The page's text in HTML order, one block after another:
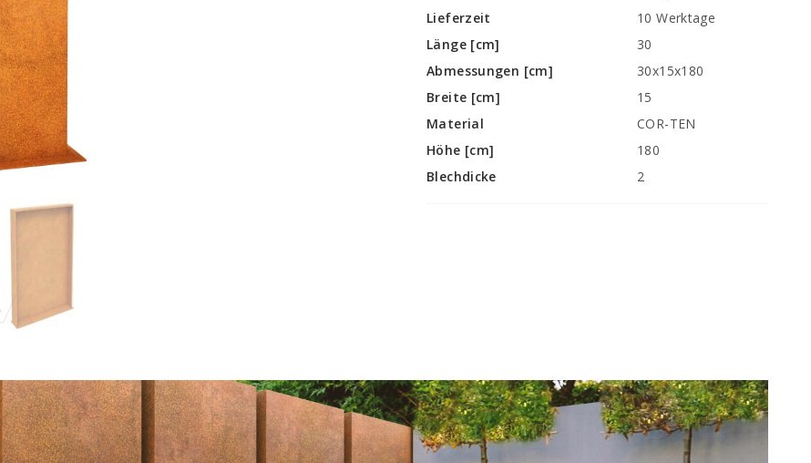
Lieferzeit
10 Werktage
Länge [cm]
30
Abmessungen [cm]
30x15x180
Breite [cm]
15
Material
COR-TEN
Höhe [cm]
180
Blechdicke
2